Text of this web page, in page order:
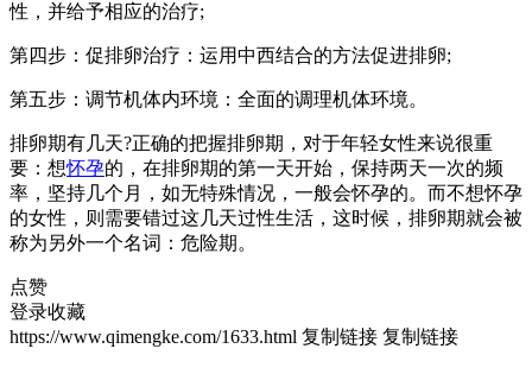
性，并给予相应的治疗;
第四步：促排卵治疗：运用中西结合的方法促进排卵;
第五步：调节机体内环境：全面的调理机体环境。
排卵期有几天?正确的把握排卵期，对于年轻女性来说很重
要：想怀孕的，在排卵期的第一天开始，保持两天一次的频
率，坚持几个月，如无特殊情况，一般会怀孕的。而不想怀孕
的女性，则需要错过这几天过性生活，这时候，排卵期就会被
称为另外一个名词：危险期。
点赞
登录收藏
https://www.qimengke.com/1633.html 复制链接 复制链接